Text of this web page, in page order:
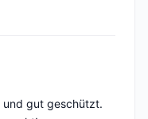
gut geschützt.